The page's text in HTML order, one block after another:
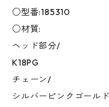
○型番:185310
○材質:
ヘッド部分/
K18PG
チェーン/
シルバーピンクゴール